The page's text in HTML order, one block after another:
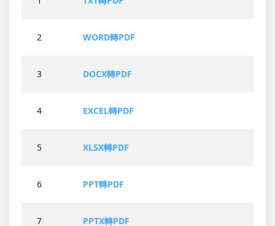
2 WORD轉PDF
3 DOCX轉PDF
4 EXCEL轉PDF
5 XLSX轉PDF
6 PPT轉PDF
7 PPTX轉PDF